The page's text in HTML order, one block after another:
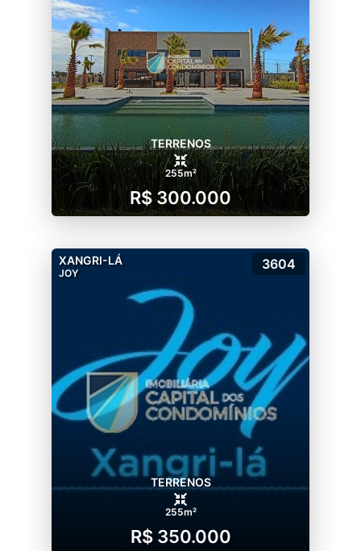
TERRENOS
255m²
R$ 300.000
XANGRI-LÁ
JOY
3604
TERRENOS
255m²
R$ 350.000